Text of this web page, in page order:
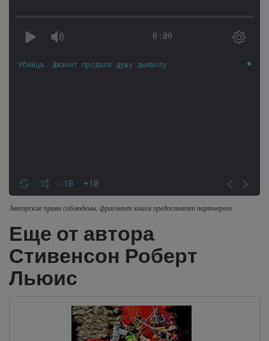
0:00
-10 +10
Убийца. Джанет продала душу дьяволу
Авторские права соблюдены, фрагмент книги предоставлен партнером.
Еще от автора
Стивенсон Роберт
Льюис